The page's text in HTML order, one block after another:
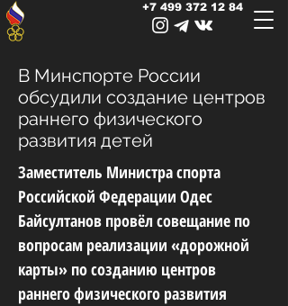
+7 499 372 12 84
В Минспорте России
обсудили создание центров
раннего физического
развития детей
Заместитель Министра спорта
Российской Федерации Одес
Байсултанов провёл совещание по
вопросам реализации «дорожной
карты» по созданию центров
раннего физического развития